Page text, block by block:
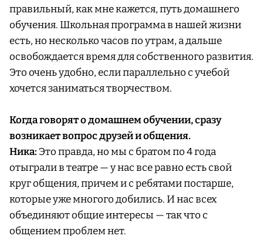
правильный, как мне кажется, путь домашнего
обучения. Школьная программа в нашей жизни
есть, но несколько часов по утрам, а дальше
освобождается время для собственного развития.
Это очень удобно, если параллельно с учебой
хочется заниматься творчеством.
Когда говорят о домашнем обучении, сразу
возникает вопрос друзей и общения.
Ника: Это правда, но мы с братом по 4 года
отыграли в театре — у нас все равно есть свой
круг общения, причем и с ребятами постарше,
которые уже многого добились. И нас всех
объединяют общие интересы — так что с
общением проблем нет.